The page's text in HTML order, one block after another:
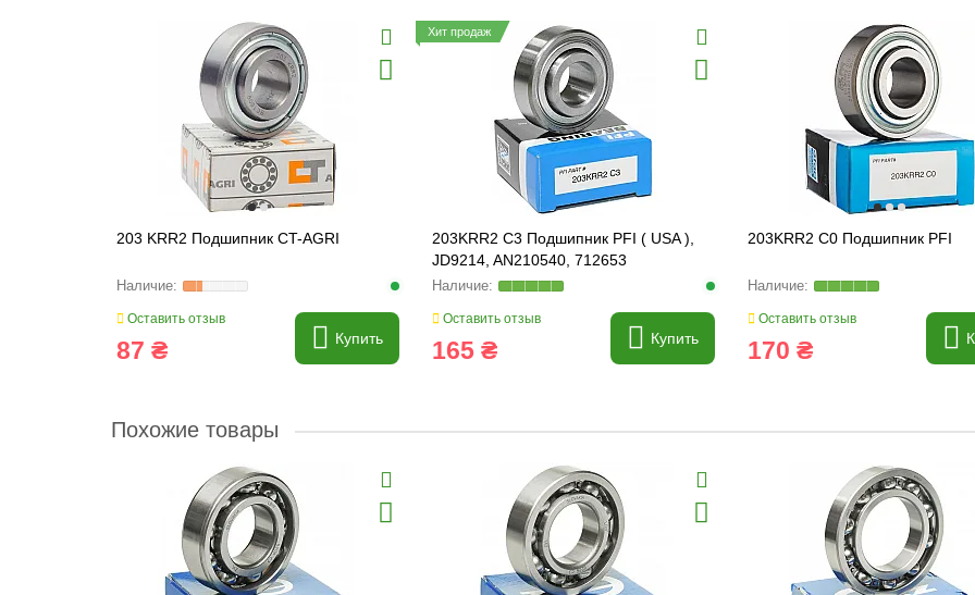
203 KRR2 Подшипник CT-AGRI
Оставить отзыв
87 ₴ Купить
Хит продаж
203KRR2 C3 Подшипник PFI ( USA ),
JD9214, AN210540, 712653
Оставить отзыв
165 ₴ Купить
203KRR2 C0 Подшипник PFI
Оставить отзыв
170 ₴
Похожие товары